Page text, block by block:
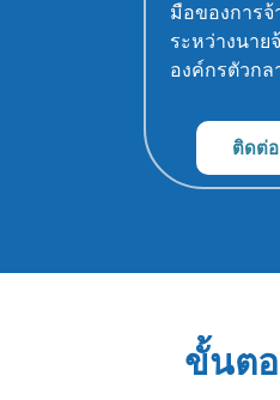
มือของการจ้
ระหว่างนาย
องค์กรตัวกล
ติดต่อ
ขั้นต